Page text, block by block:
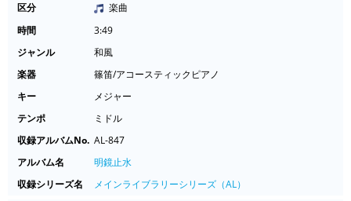
区分
楽曲
時間
3:49
ジャンル
和風
楽器
篠笛/アコースティックピアノ
キー
メジャー
テンポ
ミドル
収録アルバムNo. AL-847
アルバム名
明鏡止水
収録シリーズ名
メインライブラリーシリーズ（AL）